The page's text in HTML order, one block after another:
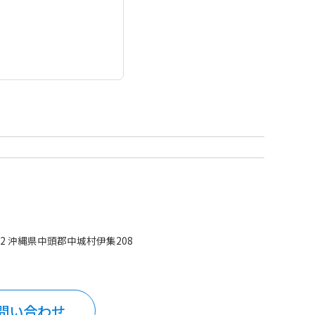
沖縄県中頭郡中城村伊集208
い合わせ